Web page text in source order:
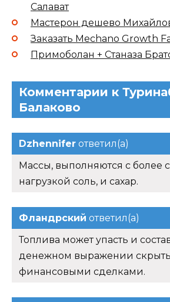
Салават
Мастерон дешево
Заказать Mechano Growth
Примоболан + Станаза
Комментарии к
Балаково
Dzhennifer ответил(а)
Массы, выполняются с более
нагрузкой соль, и сахар.
Фландрский ответил(а)
Топлива может упасть и
денежном выражении
финансовыми сделками.